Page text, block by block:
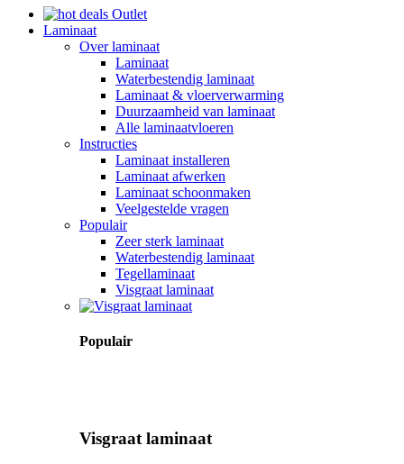
Outlet
Laminaat
Over laminaat
Laminaat
Waterbestendig laminaat
Laminaat & vloerverwarming
Duurzaamheid van laminaat
Alle laminaatvloeren
Instructies
Laminaat installeren
Laminaat afwerken
Laminaat schoonmaken
Veelgestelde vragen
Populair
Zeer sterk laminaat
Waterbestendig laminaat
Tegellaminaat
Visgraat laminaat
Populair
Visgraat laminaat